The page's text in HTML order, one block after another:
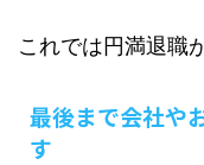
これでは円満退職
最後まで会社や
す